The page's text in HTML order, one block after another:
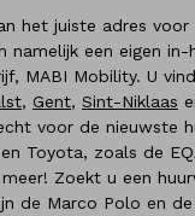
het juiste adres voor
namelijk een eigen in-
MABI Mobility. U
, Gent, Sint-Niklaas
voor de nieuwste
Toyota, zoals de
meer! Zoekt u een
de Marco Polo en de